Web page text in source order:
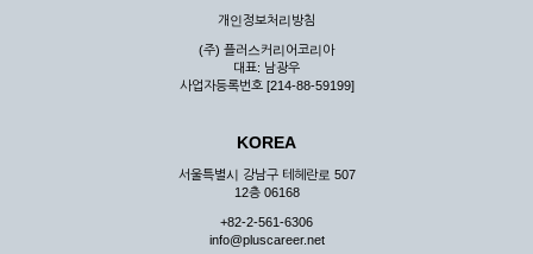
개인정보처리방침
(주) 플러스커리어코리아
대표: 남광우
사업자등록번호 [214-88-59199]
KOREA
서울특별시 강남구 테헤란로 507
12층 06168
+82-2-561-6306
info@pluscareer.net